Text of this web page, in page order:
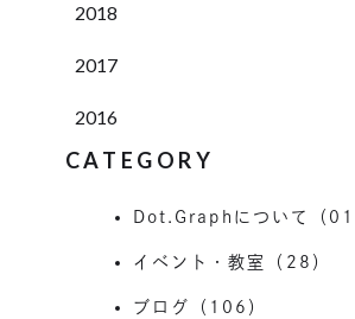
2018
2017
2016
CATEGORY
Dot.Graphについて（01
イベント・教室（28）
ブログ（106）